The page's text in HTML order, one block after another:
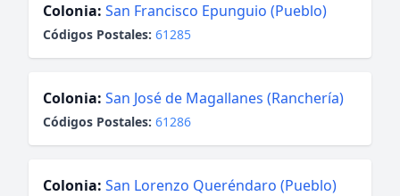
Colonia: San Francisco Epunguio (Pueblo)
Códigos Postales: 61285
Colonia: San José de Magallanes (Ranchería)
Códigos Postales: 61286
Colonia: San Lorenzo Queréndaro (Pueblo)